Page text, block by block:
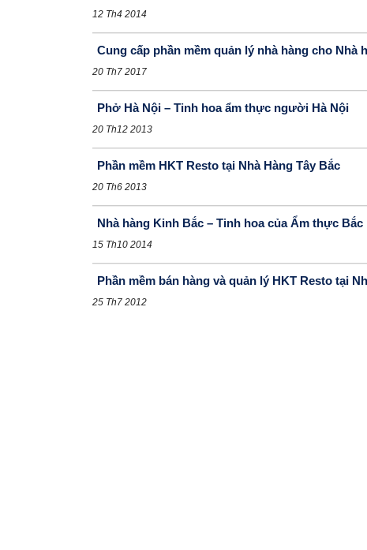
12 Th4 2014
Cung cấp phần mềm quản lý nhà hàng cho Nhà
20 Th7 2017
Phở Hà Nội – Tinh hoa ẩm thực người Hà Nội
20 Th12 2013
Phần mềm HKT Resto tại Nhà Hàng Tây Bắc
20 Th6 2013
Nhà hàng Kinh Bắc – Tinh hoa của Ẩm thực Bắc
15 Th10 2014
Phần mềm bán hàng và quản lý HKT Resto tại
25 Th7 2012